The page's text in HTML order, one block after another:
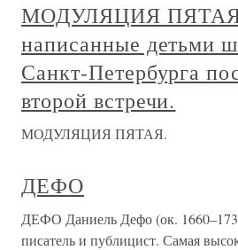
МОДУЛЯЦИЯ
написанные детьми
Санкт-Петербурга
второй встречи.
МОДУЛЯЦИЯ ПЯТАЯ.
ДЕФО
ДЕФО Даниель Дефо (ок.
писатель и публицист. Самая